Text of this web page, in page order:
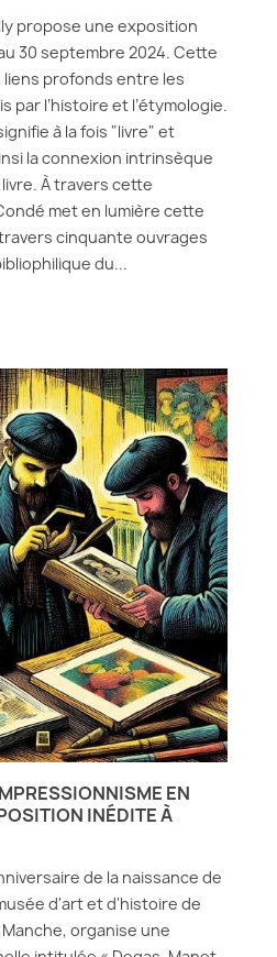
propose une exposition
30 septembre 2024. Cette
profonds entre les
par l’histoire et l’étymologie.
à la fois "livre" et
la connexion intrinsèque
À travers cette
met en lumière cette
cinquante ouvrages
du...
EN
INÉDITE À
de la naissance de
d'art et d'histoire de
organise une